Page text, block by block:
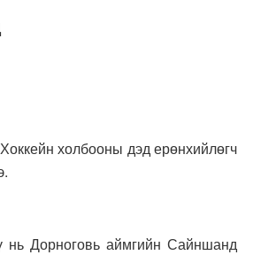
холбооны дэд ерөнхийлөгч
нь Дорноговь аймгийн Сайншанд